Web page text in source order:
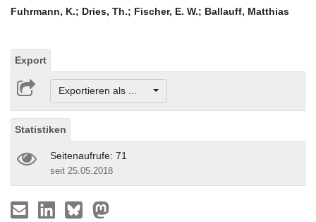
Fuhrmann, K.; Dries, Th.; Fischer, E. W.; Ballauff, Matthias
Export
Exportieren als ...
Statistiken
Seitenaufrufe: 71
seit 25.05.2018